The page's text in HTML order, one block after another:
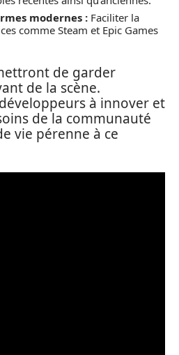
modernes : Faciliter la
comme Steam et Epic Games
de garder
de la scène.
à innover et
de la communauté
vie pérenne à ce